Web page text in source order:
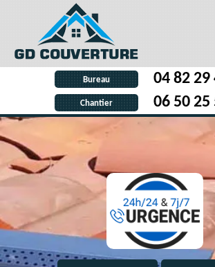
Bureau 04 82 29
Chantier 06 50 25